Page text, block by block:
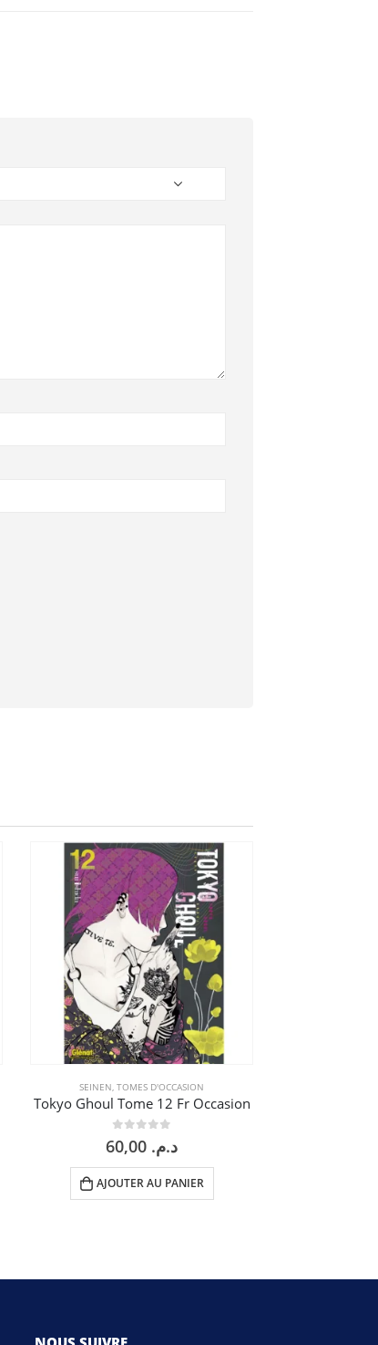
SEINEN, TOMES D'OCCASION
Tokyo Ghoul Tome 12 Fr Occasion
0sur 5د.م.
AJOUTER AU PANIER